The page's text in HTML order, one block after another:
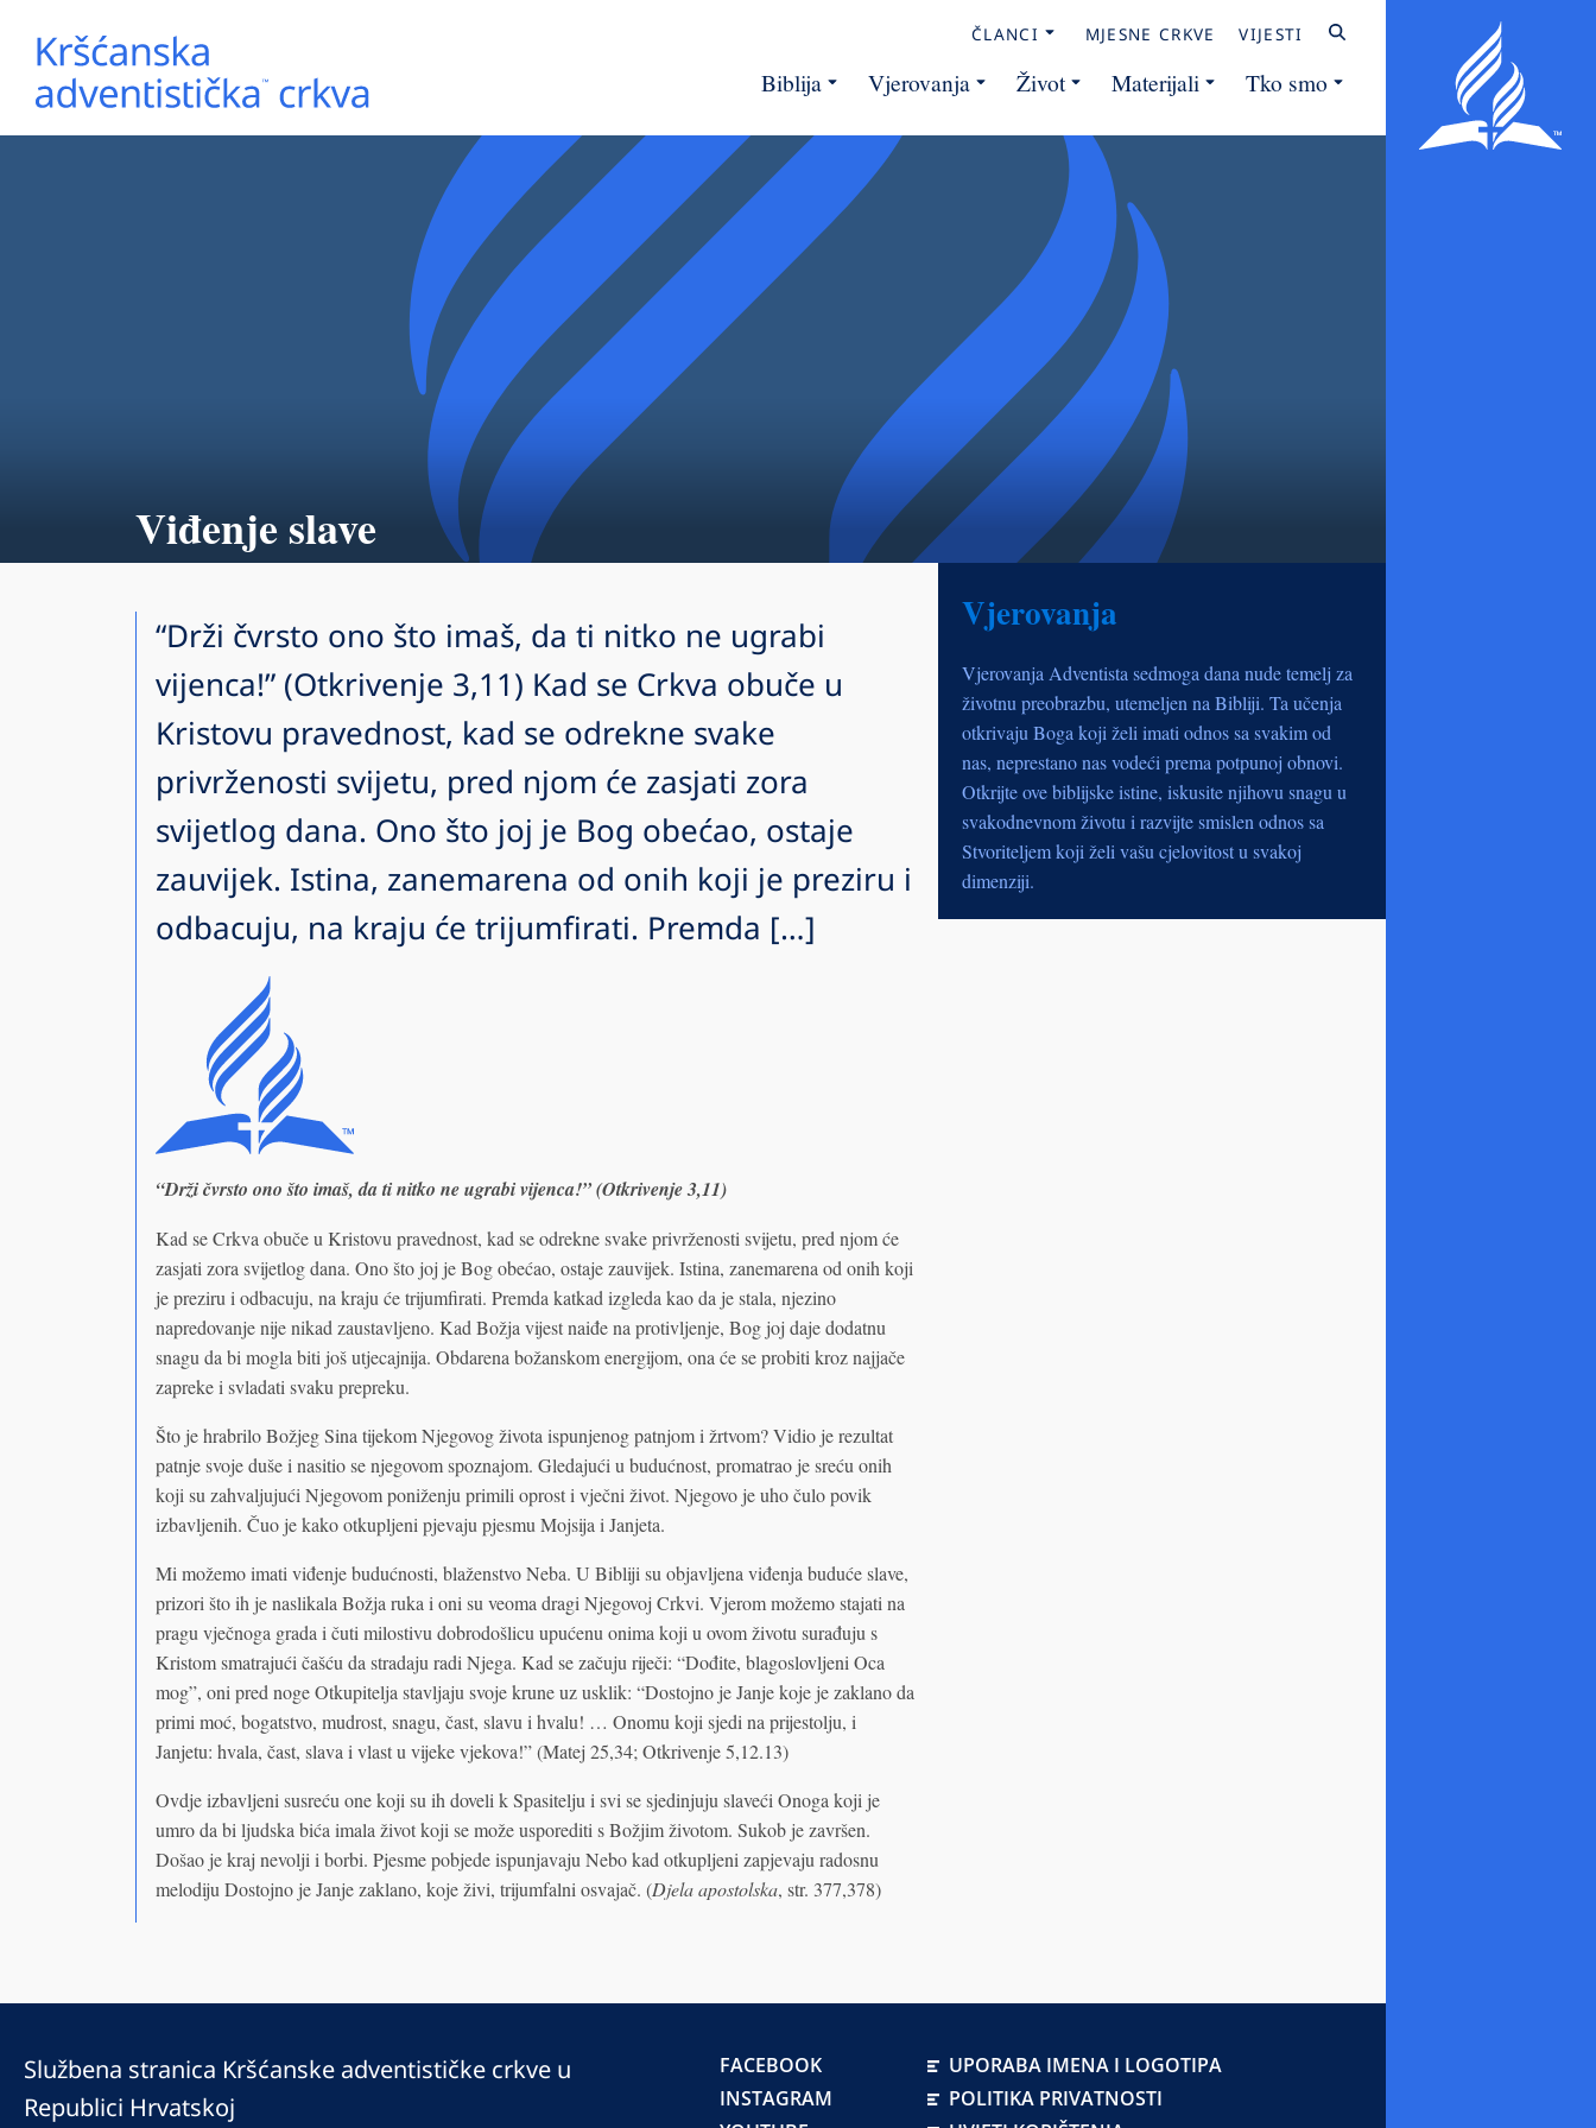
ČLANCI MJESNE CRKVE VIJESTI
Biblija Vjerovanja Život Materijali Tko smo
Viđenje slave
“Drži čvrsto ono što imaš, da ti nitko ne ugrabi
vijenca!” (Otkrivenje 3,11) Kad se Crkva obuče u
Kristovu pravednost, kad se odrekne svake
privrženosti svijetu, pred njom će zasjati zora
svijetlog dana. Ono što joj je Bog obećao, ostaje
zauvijek. Istina, zanemarena od onih koji je preziru i
odbacuju, na kraju će trijumfirati. Premda […]
“Drži čvrsto ono što imaš, da ti nitko ne ugrabi vijenca!” (Otkrivenje 3,11)
Kad se Crkva obuče u Kristovu pravednost, kad se odrekne svake privrženosti svijetu, pred njom će
zasjati zora svijetlog dana. Ono što joj je Bog obećao, ostaje zauvijek. Istina, zanemarena od onih koji
je preziru i odbacuju, na kraju će trijumfirati. Premda katkad izgleda kao da je stala, njezino
napredovanje nije nikad zaustavljeno. Kad Božja vijest naiđe na protivljenje, Bog joj daje dodatnu
snagu da bi mogla biti još utjecajnija. Obdarena božanskom energijom, ona će se probiti kroz najjače
zapreke i svladati svaku prepreku.
Što je hrabrilo Božjeg Sina tijekom Njegovog života ispunjenog patnjom i žrtvom? Vidio je rezultat
patnje svoje duše i nasitio se njegovom spoznajom. Gledajući u budućnost, promatrao je sreću onih
koji su zahvaljujući Njegovom poniženju primili oprost i vječni život. Njegovo je uho čulo povik
izbavljenih. Čuo je kako otkupljeni pjevaju pjesmu Mojsija i Janjeta.
Mi možemo imati viđenje budućnosti, blaženstvo Neba. U Bibliji su objavljena viđenja buduće slave,
prizori što ih je naslikala Božja ruka i oni su veoma dragi Njegovoj Crkvi. Vjerom možemo stajati na
pragu vječnoga grada i čuti milostivu dobrodošlicu upućenu onima koji u ovom životu surađuju s
Kristom smatrajući čašću da stradaju radi Njega. Kad se začuju riječi: “Dođite, blagoslovljeni Oca
mog”, oni pred noge Otkupitelja stavljaju svoje krune uz usklik: “Dostojno je Janje koje je zaklano da
primi moć, bogatstvo, mudrost, snagu, čast, slavu i hvalu! … Onomu koji sjedi na prijestolju, i
Janjetu: hvala, čast, slava i vlast u vijeke vjekova!” (Matej 25,34; Otkrivenje 5,12.13)
Ovdje izbavljeni susreću one koji su ih doveli k Spasitelju i svi se sjedinjuju slaveći Onoga koji je
umro da bi ljudska bića imala život koji se može usporediti s Božjim životom. Sukob je završen.
Došao je kraj nevolji i borbi. Pjesme pobjede ispunjavaju Nebo kad otkupljeni zapjevaju radosnu
melodiju Dostojno je Janje zaklano, koje živi, trijumfalni osvajač. (Djela apostolska, str. 377,378)
Vjerovanja
Vjerovanja Adventista sedmoga dana nude temelj za
životnu preobrazbu, utemeljen na Bibliji. Ta učenja
otkrivaju Boga koji želi imati odnos sa svakim od
nas, neprestano nas vodeći prema potpunoj obnovi.
Otkrijte ove biblijske istine, iskusite njihovu snagu u
svakodnevnom životu i razvijte smislen odnos sa
Stvoriteljem koji želi vašu cjelovitost u svakoj
dimenziji.
Službena stranica Kršćanske adventističke crkve u
Republici Hrvatskoj
FACEBOOK
INSTAGRAM
UPORABA IMENA I LOGOTIPA
POLITIKA PRIVATNOSTI